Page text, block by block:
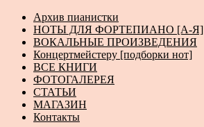
Архив пианистки
НОТЫ ДЛЯ ФОРТЕПИАНО [А-Я]
ВОКАЛЬНЫЕ ПРОИЗВЕДЕНИЯ
Концертмейстеру [подборки нот]
ВСЕ КНИГИ
ФОТОГАЛЕРЕЯ
СТАТЬИ
МАГАЗИН
Контакты